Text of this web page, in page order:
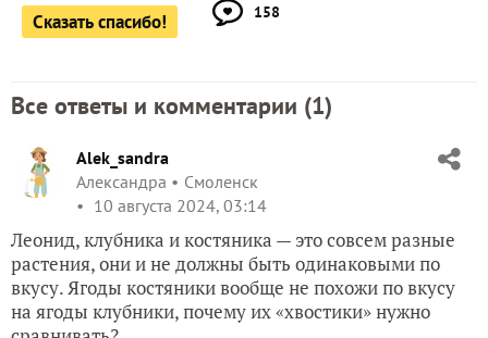
Сказать спасибо! 158
Все ответы и комментарии (1)
Alek_sandra
Александра
Смоленск
10 августа 2024, 03:14
Леонид, клубника и костяника — это совсем разные
растения, они и не должны быть одинаковыми по
вкусу. Ягоды костяники вообще не похожи по вкусу
на ягоды клубники, почему их «хвостики» нужно